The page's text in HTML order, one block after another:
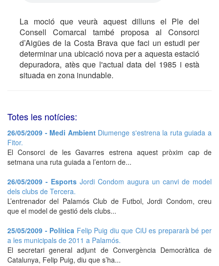
La moció que veurà aquest dilluns el Ple del
Consell Comarcal també proposa al Consorci
d’Aigües de la Costa Brava que faci un estudi per
determinar una ubicació nova per a aquesta estació
depuradora, atès que l'actual data del 1985 i està
situada en zona inundable.
Totes les notícies:
26/05/2009 - Medi Ambient Diumenge s'estrena la ruta guiada a
Fitor.
El Consorci de les Gavarres estrena aquest pròxim cap de
setmana una ruta guiada a l’entorn de...
26/05/2009 - Esports Jordi Condom augura un canvi de model
dels clubs de Tercera.
L’entrenador del Palamós Club de Futbol, Jordi Condom, creu
que el model de gestió dels clubs...
25/05/2009 - Política Felip Puig diu que CiU es prepararà bé per
a les municipals de 2011 a Palamós.
El secretari general adjunt de Convergència Democràtica de
Catalunya, Felip Puig, diu que s’ha...